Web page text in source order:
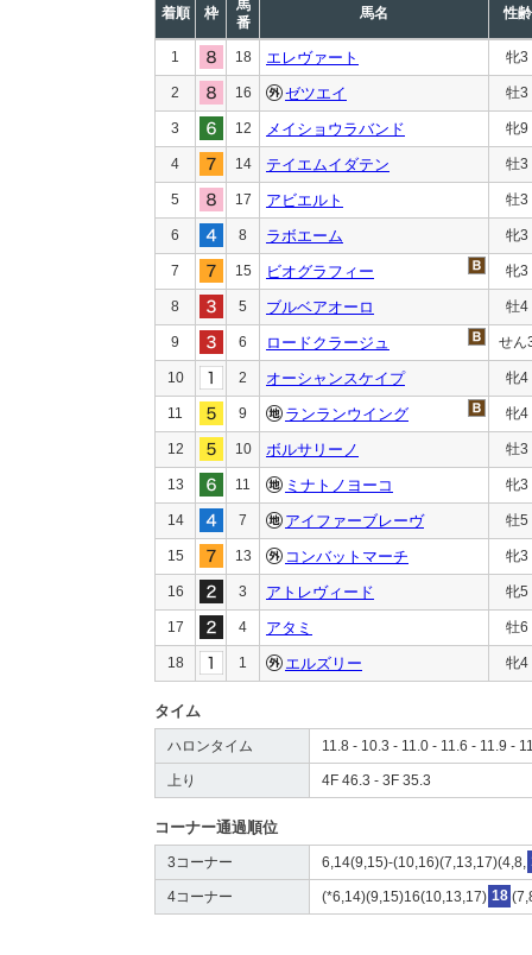
着順 枠
馬
番
馬名 性齢
1 18 エレヴァート 牝3
2 16 ゼツエイ 牡3
3 12 メイショウラバンド 牝9
4 14 テイエムイダテン 牡3
5 17 アビエルト 牡3
6 8 ラボエーム 牝3
7 15 ビオグラフィー 牝3
8 5 ブルベアオーロ 牡4
9 6 ロードクラージュ せん
10 2 オーシャンスケイプ 牝4
11 9 ランランウイング 牝4
12 10 ボルサリーノ 牡3
13 11 ミナトノヨーコ 牝3
14 7 アイファーブレーヴ 牡5
15 13 コンバットマーチ 牝3
16 3 アトレヴィード 牝5
17 4 アタミ 牡6
18 1 エルズリー 牝4
タイム
ハロンタイム 11.8 - 10.3 - 11.0 - 11.6 - 11.9 -
上り 4F 46.3 - 3F 35.3
コーナー通過順位
3コーナー 6,14(9,15)-(10,16)(7,13,17)(4,8,
4コーナー (*6,14)(9,15)16(10,13,17) 18